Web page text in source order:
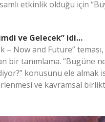
etkinlik olduğu için
ve Gelecek” idi…
– Now and Future”
bir tanımlama.
konusunu ele almak
ve kavramsal